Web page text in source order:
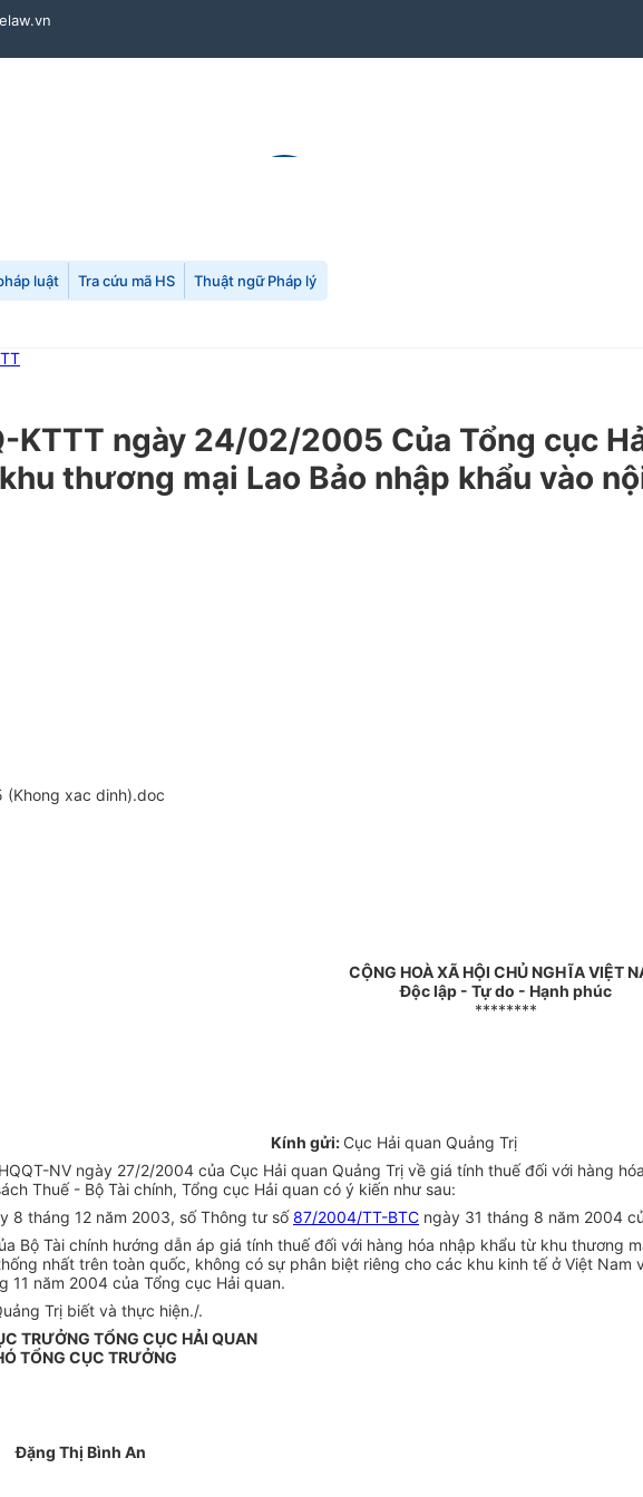
luật Tra cứu mã HS Thuật ngữ Pháp lý
KTTT ngày 24/02/2005 Của Tổng cục
thương mại Lao Bảo nhập khẩu vào
xac dinh).doc
CỘNG HOÀ XÃ HỘI CHỦ NGHĨA VIỆT
Độc lập - Tự do - Hạnh phúc
********
Kính gửi: Cục Hải quan Quảng Trị
NV ngày 27/2/2004 của Cục Hải quan Quảng Trị về giá tính thuế đối với hàng
Thuế - Bộ Tài chính, Tổng cục Hải quan có ý kiến như sau:
8 tháng 12 năm 2003, số Thông tư số87/2004/TT-BTC ngày 31 tháng 8 năm 2004
Bộ Tài chính hướng dẫn áp giá tính thuế đối với hàng hóa nhập khẩu từ khu thương
nhất trên toàn quốc, không có sự phân biệt riêng cho các khu kinh tế ở Việt
năm 2004 của Tổng cục Hải quan.
Trị biết và thực hiện./.
TRƯỞNG TỔNG CỤC HẢI QUAN
TỔNG CỤC TRƯỞNG
Đặng Thị Bình An